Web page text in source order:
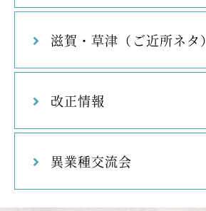
滋賀・草津（ご近所ネタ）
改正情報
異業種交流会